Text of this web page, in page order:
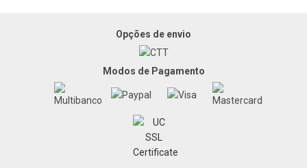
Opções de envio
Modos de Pagamento